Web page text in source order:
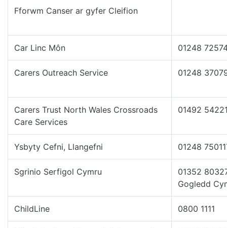
Fforwm Canser ar gyfer Cleifion
Car Linc Môn 01248
Carers Outreach Service 01248
Carers Trust North Wales Crossroads
Care Services
01492
Ysbyty Cefni, Llangefni 01248
Sgrinio Serfigol Cymru
01352
Gogledd
ChildLine 0800 1111